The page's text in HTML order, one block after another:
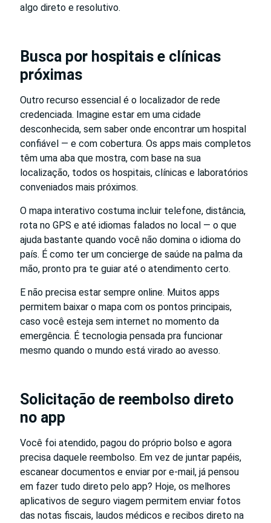
algo direto e resolutivo.
Busca por hospitais e clínicas
próximas
Outro recurso essencial é o localizador de rede
credenciada. Imagine estar em uma cidade
desconhecida, sem saber onde encontrar um hospital
confiável — e com cobertura. Os apps mais completos
têm uma aba que mostra, com base na sua
localização, todos os hospitais, clínicas e laboratórios
conveniados mais próximos.
O mapa interativo costuma incluir telefone, distância,
rota no GPS e até idiomas falados no local — o que
ajuda bastante quando você não domina o idioma do
país. É como ter um concierge de saúde na palma da
mão, pronto pra te guiar até o atendimento certo.
E não precisa estar sempre online. Muitos apps
permitem baixar o mapa com os pontos principais,
caso você esteja sem internet no momento da
emergência. É tecnologia pensada pra funcionar
mesmo quando o mundo está virado ao avesso.
Solicitação de reembolso direto
no app
Você foi atendido, pagou do próprio bolso e agora
precisa daquele reembolso. Em vez de juntar papéis,
escanear documentos e enviar por e-mail, já pensou
em fazer tudo direto pelo app? Hoje, os melhores
aplicativos de seguro viagem permitem enviar fotos
das notas fiscais, laudos médicos e recibos direto na